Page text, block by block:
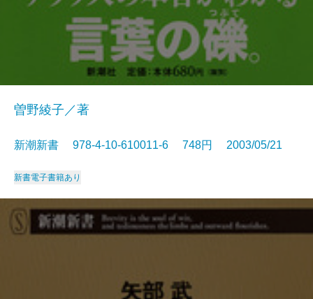
曽野綾子／著
新潮新書 978-4-10-610011-6 748円 2003/05/21
新書電子書籍あり